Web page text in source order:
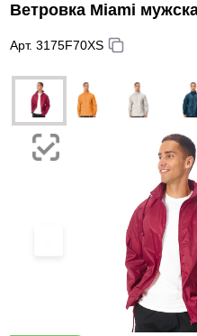
Ветровка Miami
Арт. 3175F70XS